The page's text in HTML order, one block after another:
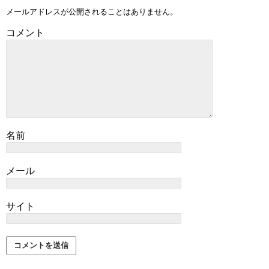
メールアドレスが公開されることはありません。
コメント
名前
メール
サイト